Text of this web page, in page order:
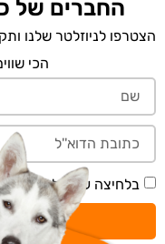
החברים של
הצטרפו לניוזלטר שלנו
הכי
בלחיצה על 'שליחה' אני